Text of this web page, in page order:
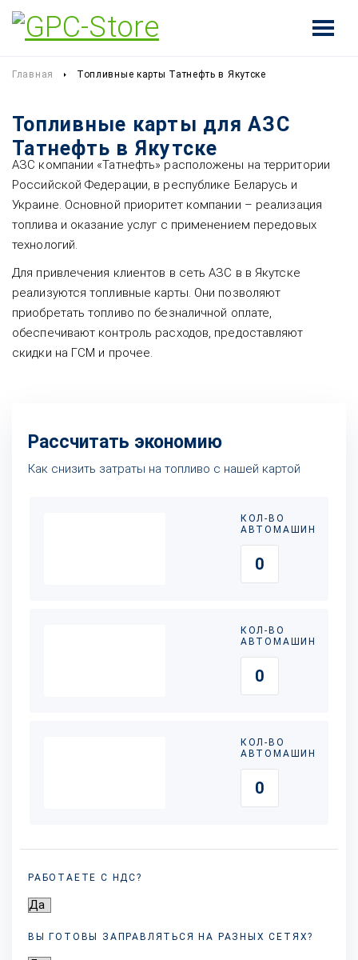
Главная Топливные карты Татнефть в Якутске
Топливные карты для АЗС
Татнефть в Якутске
АЗС компании «Татнефть» расположены на территории
Российской Федерации, в республике Беларусь и
Украине. Основной приоритет компании – реализация
топлива и оказание услуг с применением передовых
технологий.
Для привлечения клиентов в сеть АЗС в в Якутске
реализуются топливные карты. Они позволяют
приобретать топливо по безналичной оплате,
обеспечивают контроль расходов, предоставляют
скидки на ГСМ и прочее.
Рассчитать экономию
Как снизить затраты на топливо с нашей картой
КОЛ-ВО
АВТОМАШИН
КОЛ-ВО
АВТОМАШИН
КОЛ-ВО
АВТОМАШИН
РАБОТАЕТЕ С НДС?
ВЫ ГОТОВЫ ЗАПРАВЛЯТЬСЯ НА РАЗНЫХСЕТЯХ?